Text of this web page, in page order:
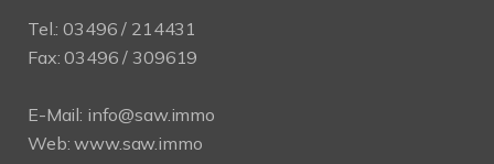
Tel.:03496 / 214431
Fax: 03496 / 309619
E-Mail: info@saw.immo
Web:www.saw.immo